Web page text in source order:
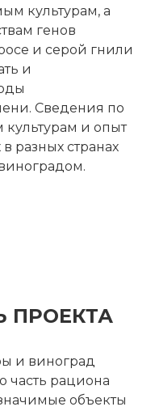
культурам, а
генов
и серой гнили
и
Сведения по
и опыт
разных странах
ПРОЕКТА
и виноград
часть рациона
объекты